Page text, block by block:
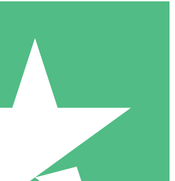
10 Download
20